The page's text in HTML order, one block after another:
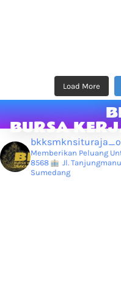
Load More
BURSA
Memberikan Peluang
8568
Jl.
Sumedang